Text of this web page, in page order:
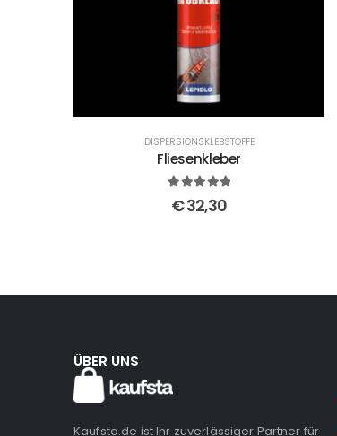
DISPERSIONSKLEBSTOFFE
Fliesenkleber
out of 5
€32,30
ÜBER UNS
Kaufsta.de ist Ihr zuverlässiger Partner für